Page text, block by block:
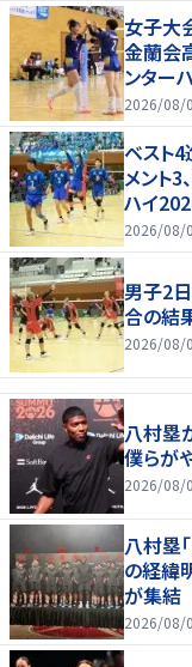
女子大
金蘭会
ンター
2026/08/
ベスト
メント
ハイ
2026/08/
男子2
合の結
2026/08/
八村塁
僕らが
2026/08/
八村塁
の経緯
が集結
2026/08/